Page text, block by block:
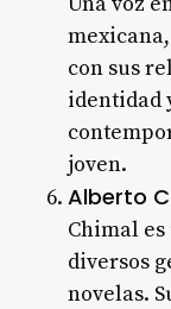
con sus
identidad
joven.
Alberto
Chimal
diversos
novelas.